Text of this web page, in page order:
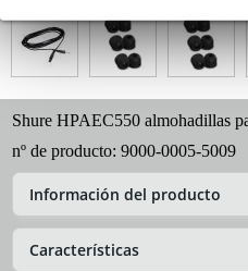
Shure HPAEC550 almohadillas
nº de producto: 9000-0005-5009
Información del producto
Características